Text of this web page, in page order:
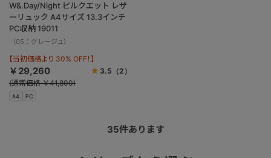
A4 PC
W&.Day/Night ピルクエット レザ
ーリュック A4サイズ 13.3インチ
PC収納 19011
（05：グレージュ）
【当初価格より 30% OFF！】
￥29,260 3.5 （2）
(通常価格 ￥41,800)
35件あります